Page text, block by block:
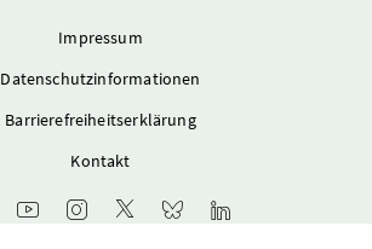
Impressum
Datenschutzinformationen
Barrierefreiheitserklärung
Kontakt
Facebook-Kanal des Ministeriums
Youtube-Kanal des Bundesministeriums
Instagram-Auftritt des Ministeriums
X-Account des Ministeriums
Bluesky-Account des